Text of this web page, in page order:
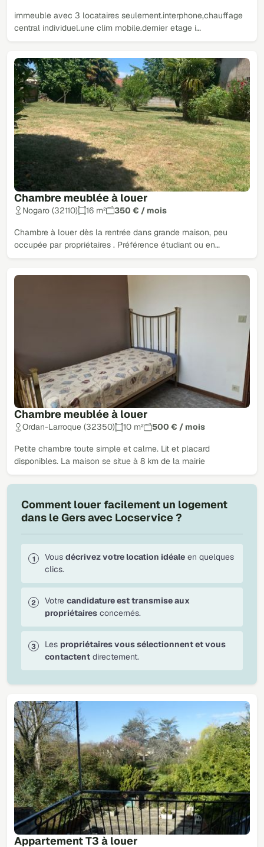
immeuble avec 3 locataires seulement.interphone,chauffage
central individuel.une clim mobile.dernier etage i…
Chambre meublée à louer
Nogaro (32110) 16 m² 350 € / mois
Chambre à louer dès la rentrée dans grande maison, peu
occupée par propriétaires . Préférence étudiant ou en…
Chambre meublée à louer
Ordan-Larroque (32350) 10 m² 500 € / mois
Petite chambre toute simple et calme. Lit et placard
disponibles. La maison se situe à 8 km de la mairie
Appartement T3 à louer
Comment louer facilement un logement
dans le Gers avec Locservice ?
Vous décrivez votre location idéale en quelques
clics.
Votre candidature est transmise aux
propriétaires concernés.
Les propriétaires vous sélectionnent et vous
contactent directement.